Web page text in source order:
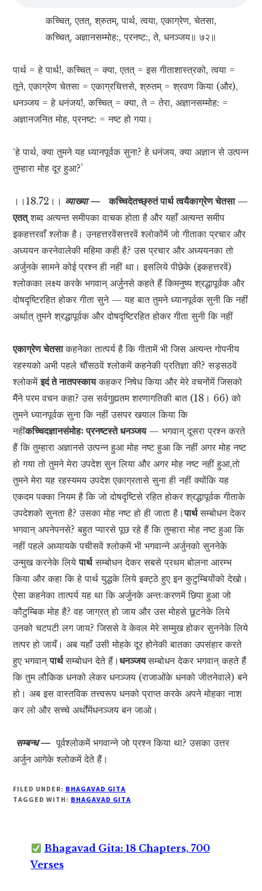
कच्चित्, एतत्, श्रुतम्, पार्थ, त्वया, एकाग्रेण, चेतसा,
कच्चित्, अज्ञानसम्मोह:, प्रनष्ट:, ते, धनञ्जय॥ ७२॥
पार्थ = हे पार्थ!, कच्चित् = क्या, एतत् = इस गीताशास्त्रको, त्वया =
तूने, एकाग्रेण चेतसा = एकाग्रचित्तसे, श्रुतम् = श्रवण किया (और),
धनञ्जय = हे धनंजय!, कच्चित् = क्या, ते = तेरा, अज्ञानसम्मोह: =
अज्ञानजनित मोह, प्रनष्ट: = नष्ट हो गया।
‘हे पार्थ, क्या तुमने यह ध्यानपूर्वक सुना? हे धनंजय, क्या अज्ञान से उत्पन्न
तुम्हारा मोह दूर हुआ?’
।।18.72।। व्याख्या —
कच्चिदेतच्छ्रुतं पार्थ त्वयैकाग्रेण चेतसा —
एतत्शब्द अत्यन्त समीपका वाचक होता है और यहाँ अत्यन्त समीप
इकहत्तरवाँ श्लोक है। उनहत्तरवेंसत्तरवें श्लोकोंमें जो गीताका प्रचार और
अध्ययन करनेवालेकी महिमा कही है? उस प्रचार और अध्ययनका तो
अर्जुनके सामने कोई प्रश्न ही नहीं था। इसलिये पीछेके (इकहत्तरवें)
श्लोकका लक्ष्य करके भगवान् अर्जुनसे कहते हैं किमनुष्य श्रद्धापूर्वक और
दोषदृष्टिरहित होकर गीता सुने — यह बात तुमने ध्यानपूर्वक सुनी कि नहीं
अर्थात् तुमने श्रद्धापूर्वक और दोषदृष्टिरहित होकर गीता सुनी कि नहीं
एकाग्रेण चेतसाकहनेका तात्पर्य है कि गीतामें भी जिस अत्यन्त गोपनीय
रहस्यको अभी पहले चौंसठवें श्लोकमें कहनेकी प्रतिज्ञा की? सड़सठवें
श्लोकमेंइदं ते नातपस्कायकहकर निषेध किया और मेरे वचनोंमें जिसको
मैंने परम वचन कहा? उस सर्वगुह्यतम शरणागतिकी बात (18। 66) को
तुमने ध्यानपूर्वक सुना कि नहीं उसपर खयाल किया कि
नहींकच्चिदज्ञानसंमोहः प्रनष्टस्ते धनञ्जय— भगवान् दूसरा प्रश्न करते
हैं कि तुम्हारा अज्ञानसे उत्पन्न हुआ मोह नष्ट हुआ कि नहीं अगर मोह नष्ट
हो गया तो तुमने मेरा उपदेश सुन लिया और अगर मोह नष्ट नहीं हुआ,तो
तुमने मेरा यह रहस्यमय उपदेश एकाग्रतासे सुना ही नहीं क्योंकि यह
एकदम पक्का नियम है कि जो दोषदृष्टिसे रहित होकर श्रद्धापूर्वक गीताके
उपदेशको सुनता है? उसका मोह नष्ट हो ही जाता है।पार्थसम्बोधन देकर
भगवान् अपनेपनसे? बहुत प्यारसे पूछ रहे हैं कि तुम्हारा मोह नष्ट हुआ कि
नहीं पहले अध्यायके पचीसवें श्लोकमें भी भगवान्ने अर्जुनको सुननेके
उन्मुख करनेके लियेपार्थसम्बोधन देकर सबसे प्रथम बोलना आरम्भ
किया और कहा कि हे पार्थ युद्धके लिये इक्ट्ठे हुए इन कुटुम्बियोंको देखो।
ऐसा कहनेका तात्पर्य यह था कि अर्जुनके अन्तःकरणमें छिपा हुआ जो
कौटुम्बिक मोह है? वह जाग्रत् हो जाय और उस मोहसे छूटनेके लिये
उनको चटपटी लग जाय? जिससे वे केवल मेरे सम्मुख होकर सुननेके लिये
तत्पर हो जायँ। अब यहाँ उसी मोहके दूर होनेकी बातका उपसंहार करते
हुए भगवान्पार्थसम्बोधन देते हैं।धनञ्जयसम्बोधन देकर भगवान् कहते हैं
कि तुम लौकिक धनको लेकर धनञ्जय (राजाओंके धनको जीतनेवाले) बने
हो। अब इस वास्तविक तत्त्वरूप धनको प्राप्त करके अपने मोहका नाश
कर लो और सच्चे अर्थोंमेंधनञ्जय बन जाओ।
सम्बन्ध — पूर्वश्लोकमें भगवान्ने जो प्रश्न किया था? उसका उत्तर
अर्जुन आगेके श्लोकमें देते हैं।
FILED UNDER: BHAGAVAD GITA
TAGGED WITH: BHAGAVAD GITA
Bhagavad Gita: 18 Chapters, 700
Verses